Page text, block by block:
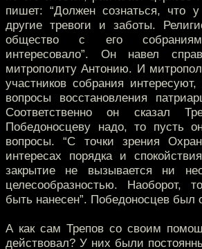
пишет: “Должен сознаться, что
другие тревоги и заботы.
общество с его
интересовало”. Он навел
митрополиту Антонию. И
участников собрания
вопросы восстановления
Соответственно он сказал
Победоносцеву надо, то пусть
вопросы. “С точки зрения
интересах порядка и
закрытие не вызывается ни
целесообразностью. Наоборот,
быть нанесен”. Победоносцев был
А как сам Трепов со своим
действовал? У них были